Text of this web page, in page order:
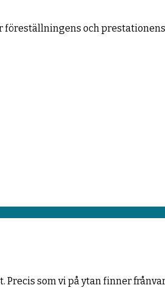
och
som vi på ytan finner